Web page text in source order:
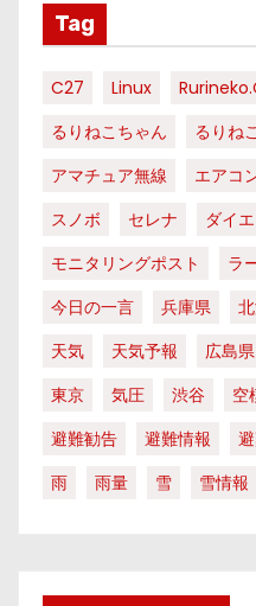
Tag
C27 Linux
るりねこちゃん
るりね
アマチュア無線
エアコ
スノボ
セレナ ダイ
モニタリングポスト
ラ
今日の一言
兵庫県
天気
天気予報 広島県
東京
気圧 渋谷 空
避難勧告
避難情報
雨
雨量 雪 雪情報